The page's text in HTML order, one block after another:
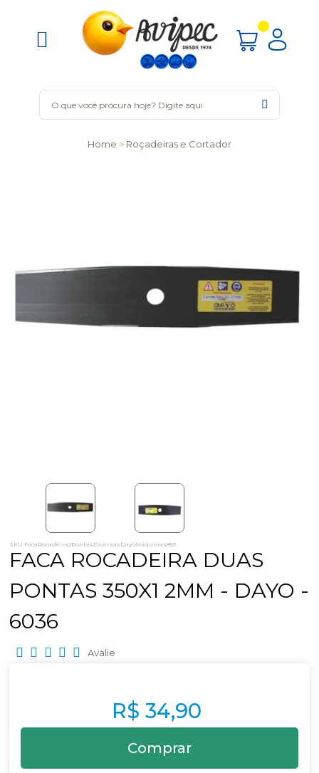
Home Roçadeiras e Cortador
SKU FacaRocadeira2PontasDiversasDayoMaquinas853
FACA ROCADEIRA DUAS
PONTAS 350X1 2MM - DAYO -
6036
Avalie
R$ 34,90